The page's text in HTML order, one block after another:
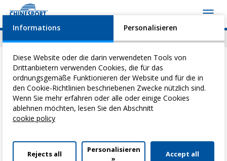
News Geschehen Video Download
Sie befinden sich hier:Home>Heilgymnastik>Matten> Fitness Sky 2
Informations Personalisieren
Diese Website oder die darin verwendeten Tools von
Drittanbietern verwenden Cookies, die für das
ordnungsgemäße Funktionieren der Website und für die in
den Cookie-Richtlinien beschriebenen Zwecke nützlich sind.
Wenn Sie mehr erfahren oder alle oder einige Cookies
ablehnen möchten, lesen Sie den Abschnitt
cookie policy
Rejects all
Personalisieren
»
Accept all